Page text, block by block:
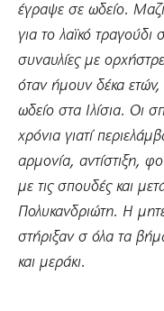
έγραψε σε ωδείο.
για το λαϊκό τραγούδι
συναυλίες με
όταν ήμουν δέκα ετών,
ωδείο στα Ιλίσια. Οι
χρόνια γιατί
αρμονία, αντίστιξη,
με τις σπουδές και
Πολυκανδριώτη. Η
στήριξαν σ όλα τα
και μεράκι.